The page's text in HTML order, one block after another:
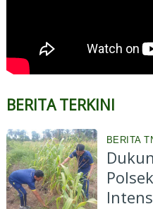
BERITA TERKINI
BERITA